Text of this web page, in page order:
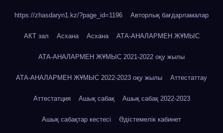
https://zhasdaryn1.kz/?page_id=1196 Авторлық бағдарламалар
АКТ зал Асхана Асхана АТА-АНАЛАРМЕН ЖҰМЫС
АТА-АНАЛАРМЕН ЖҰМЫС 2021-2022 оқу жылы
АТА-АНАЛАРМЕН ЖҰМЫС 2022-2023 оқу жылы Аттестаттау
Аттестатция Ашық сабақ Ашық сабақ 2022-2023
Ашық сабақтар кестесі Әдістемелік кабинет